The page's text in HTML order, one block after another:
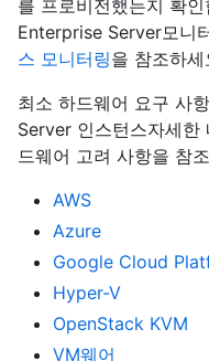
를 프로비전했는지 확
Enterprise Server모니
스 모니터링을 참조하세
최소 하드웨어 요구 사
Server 인스턴스자세한
드웨어 고려 사항을 참
AWS
Azure
Google Cloud
Hyper-V
OpenStack KVM
VM웨어